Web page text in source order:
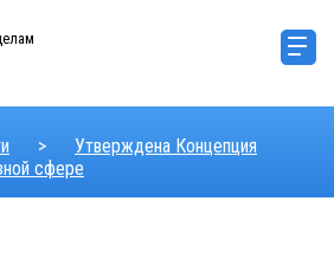
>
Утверждена Концепция
сфере